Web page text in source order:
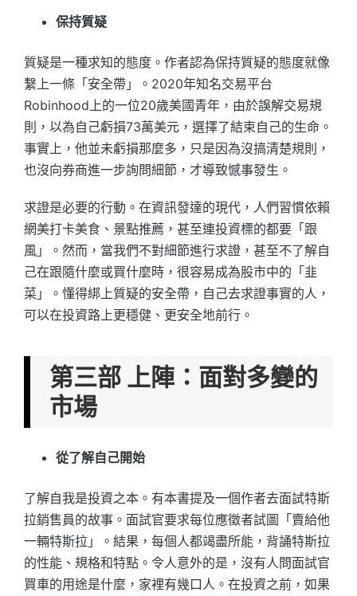
保持質疑
質疑是一種求知的態度。作者認為保持質疑的態度就像
繫上一條「安全帶」。2020年知名交易平台
Robinhood上的一位20歲美國青年，由於誤解交易規
則，以為自己虧損73萬美元，選擇了結束自己的生命。
事實上，他並未虧損那麼多，只是因為沒搞清楚規則，
也沒向券商進一步詢問細節，才導致憾事發生。
求證是必要的行動。在資訊發達的現代，人們習慣依賴
網美打卡美食、景點推薦，甚至連投資標的都要「跟
風」。然而，當我們不對細節進行求證，甚至不了解自
己在跟隨什麼或買什麼時，很容易成為股市中的「韭
菜」。懂得綁上質疑的安全帶，自己去求證事實的人，
可以在投資路上更穩健、更安全地前行。
第三部 上陣：面對多變的
市場
從了解自己開始
了解自我是投資之本。有本書提及一個作者去面試特斯
拉銷售員的故事。面試官要求每位應徵者試圖「賣給他
一輛特斯拉」。結果，每個人都竭盡所能，背誦特斯拉
的性能、規格和特點。令人意外的是，沒有人問面試官
買車的用途是什麼，家裡有幾口人。在投資之前，如果